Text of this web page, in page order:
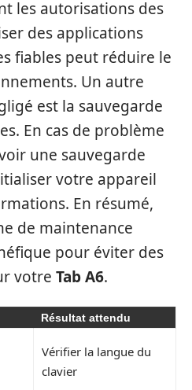
les autorisations des
des applications
fiables peut réduire le
Un autre
est la sauvegarde
En cas de problème
une sauvegarde
votre appareil
En résumé,
de maintenance
pour éviter des
votre Tab A6.
Résultat attendu
Vérifier la langue du
clavier